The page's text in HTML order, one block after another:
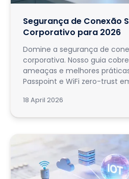
Segurança de Conexão
Corporativo para 2026
Domine a segurança de
corporativa. Nosso guia
ameaças e melhores
Passpoint e WiFi zero-trust
18 April 2026